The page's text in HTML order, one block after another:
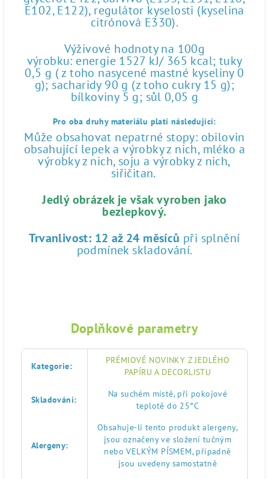
E102, E122), regulátor kyselosti (kyselina
citrónová E330).
Výživové hodnoty na 100g
výrobku: energie 1527 kJ/ 365 kcal; tuky
0,5 g ( z toho nasycené mastné kyseliny 0
g); sacharidy 90 g (z toho cukry 15 g);
bílkoviny 5 g; sůl 0,05 g
Pro oba druhy materiálu platí následující:
Může obsahovat nepatrné stopy: obilovin
obsahující lepek a výrobky z nich, mléko a
výrobky z nich, soju a výrobky z nich,
siřičitan.
Jedlý obrázek je však vyroben jako
bezlepkový.
Trvanlivost: 12 až 24 měsíců při splnění
podmínek skladování.
Doplňkové parametry
Kategorie:
PRÉMIOVÉ NOVINKY Z JEDLÉHO
PAPÍRU A DECORLISTU
Skladování:
Na suchém místě, při pokojové
teplotě do 25°C
Alergeny:
Obsahuje-li tento produkt alergeny,
jsou označeny ve složení tučným
nebo VELKÝM PÍSMEM, případně
jsou uvedeny samostatně